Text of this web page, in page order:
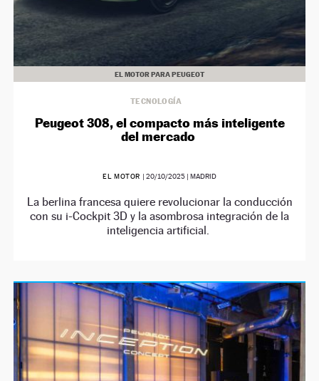
EL MOTOR PARA PEUGEOT
TECNOLOGÍA
Peugeot 308, el compacto más inteligente
del mercado
EL MOTOR | 20/10/2025| MADRID
La berlina francesa quiere revolucionar la conducción
con su i-Cockpit 3D y la asombrosa integración de la
inteligencia artificial.